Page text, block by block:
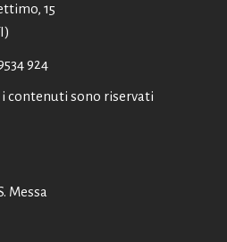
15
924
contenuti sono riservati
Messa